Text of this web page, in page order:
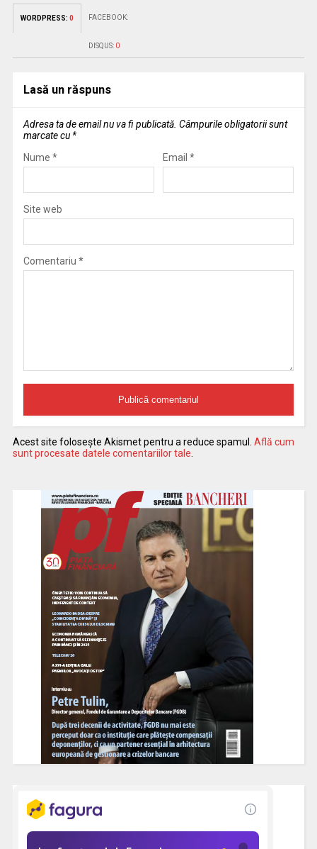
WORDPRESS: 0 FACEBOOK:
DISQUS: 0
Lasă un răspuns
Adresa ta de email nu va fi publicată. Câmpurile obligatorii sunt
marcate cu *
Nume * Email *
Site web
Comentariu *
Acest site folosește Akismet pentru a reduce spamul. Află cum
sunt procesate datele comentariilor tale